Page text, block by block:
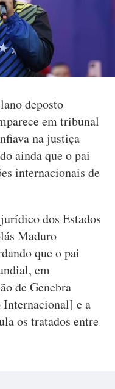
deposto
em tribunal
na justiça
ainda que o pai
internacionais de
dos Estados
Maduro
que o pai
em
de Genebra
e a
os tratados entre